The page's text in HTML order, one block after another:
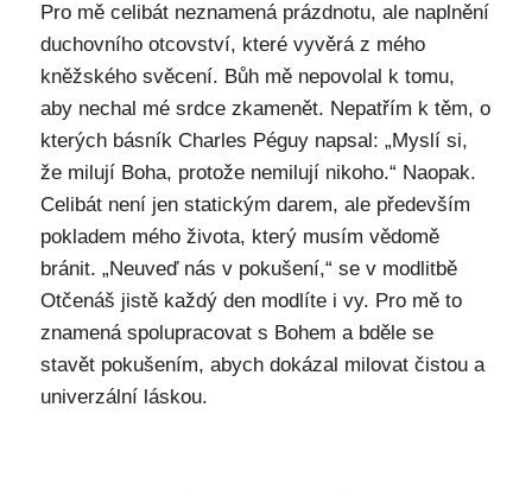
Pro mě celibát neznamená prázdnotu, ale naplnění
duchovního otcovství, které vyvěrá z mého
kněžského svěcení. Bůh mě nepovolal k tomu,
aby nechal mé srdce zkamenět. Nepatřím k těm, o
kterých básník Charles Péguy napsal: „Myslí si,
že milují Boha, protože nemilují nikoho.“ Naopak.
Celibát není jen statickým darem, ale především
pokladem mého života, který musím vědomě
bránit. „Neuveď nás v pokušení,“ se v modlitbě
Otčenáš jistě každý den modlíte i vy. Pro mě to
znamená spolupracovat s Bohem a bděle se
stavět pokušením, abych dokázal milovat čistou a
univerzální láskou.